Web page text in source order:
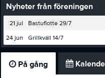
Nyheter från föreningen
21 jul
Bastuflotte 29/7
24 jun
Grillkväll 14/7
På gång